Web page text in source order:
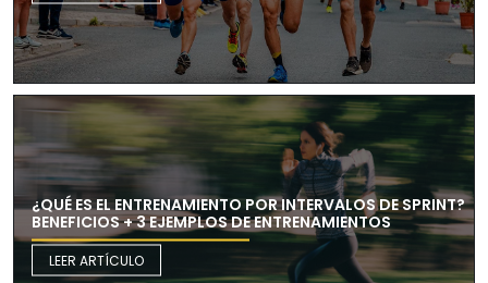
¿QUÉ ES EL ENTRENAMIENTO POR INTERVALOS DE SPRINT?
BENEFICIOS + 3 EJEMPLOS DE ENTRENAMIENTOS
LEER ARTÍCULO